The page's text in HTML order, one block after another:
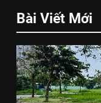
Bài Viết Mới